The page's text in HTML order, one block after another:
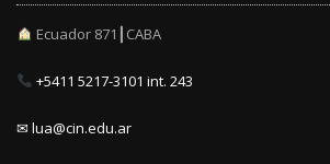
Ecuador 871┃CABA
+5411 5217-3101 int. 243
✉ lua@cin.edu.ar